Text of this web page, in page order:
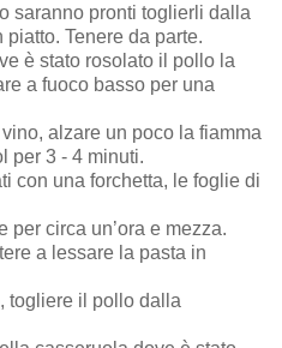
saranno pronti toglierli dalla
Tenere da parte.
è stato rosolato il pollo la
a fuoco basso per una
alzare un poco la fiamma
per 3 - 4 minuti.
con una forchetta, le foglie di
per circa un’ora e mezza.
a lessare la pasta in
togliere il pollo dalla